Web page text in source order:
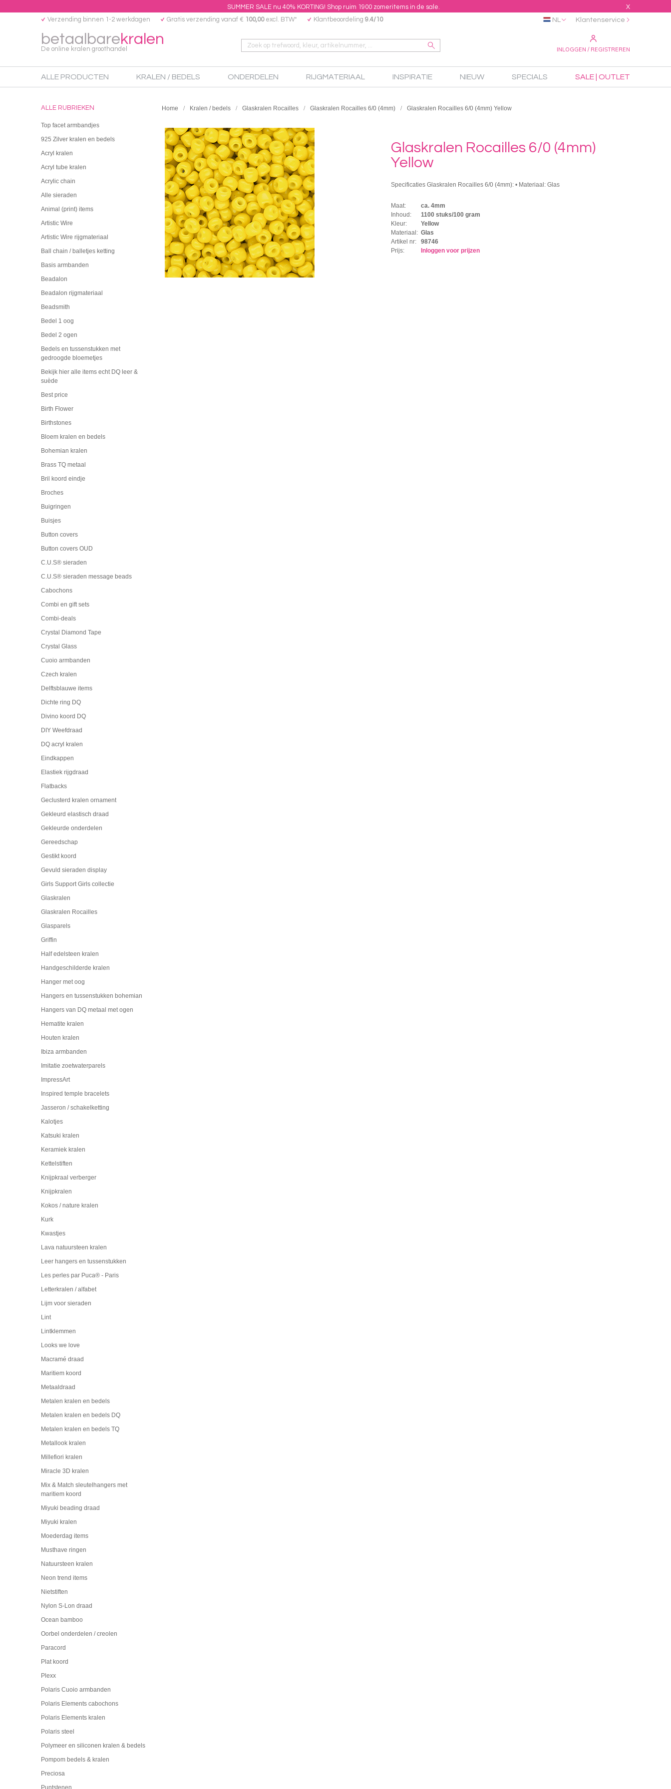
SUMMER SALE nu 40% KORTING! Shop ruim 1900 zomeritems in de sale. X
betaalbarekralen
De online kralen groothandel
Verzending binnen 1-2 werkdagen Gratis verzending vanaf € 100,00excl. BTW* Klantbeoordeling 9.4/10
INLOGGEN / REGISTREREN
NL Klantenservice
ALLE PRODUCTEN KRALEN / BEDELS ONDERDELEN RIJGMATERIAAL INSPIRATIE NIEUW SPECIALS SALE | OUTLET
ALLE RUBRIEKEN
Top facet armbandjes
925 Zilver kralen en bedels
Acryl kralen
Acryl tube kralen
Acrylic chain
Alle sieraden
Animal (print) items
Artistic Wire
Artistic Wire rijgmateriaal
Ball chain / balletjes ketting
Basis armbanden
Beadalon
Beadalon rijgmateriaal
Beadsmith
Bedel 1 oog
Bedel 2 ogen
Bedels en tussenstukken met
gedroogde bloemetjes
Bekijk hier alle items echt DQ leer &
suède
Best price
Birth Flower
Birthstones
Bloem kralen en bedels
Bohemian kralen
Brass TQ metaal
Bril koord eindje
Broches
Buigringen
Buisjes
Button covers
Button covers OUD
C.U.S® sieraden
C.U.S® sieraden message beads
Cabochons
Combi en gift sets
Combi-deals
Crystal Diamond Tape
Crystal Glass
Cuoio armbanden
Czech kralen
Delftsblauwe items
Dichte ring DQ
Divino koord DQ
DIY Weefdraad
DQ acryl kralen
Eindkappen
Elastiek rijgdraad
Flatbacks
Geclusterd kralen ornament
Gekleurd elastisch draad
Gekleurde onderdelen
Gereedschap
Gestikt koord
Gevuld sieraden display
Girls Support Girls collectie
Glaskralen
Glaskralen Rocailles
Glasparels
Griffin
Half edelsteen kralen
Handgeschilderde kralen
Hanger met oog
Hangers en tussenstukken bohemian
Hangers van DQ metaal met ogen
Hematite kralen
Houten kralen
Ibiza armbanden
Imitatie zoetwaterparels
ImpressArt
Inspired temple bracelets
Jasseron / schakelketting
Kalotjes
Katsuki kralen
Keramiek kralen
Kettelstiften
Knijpkraal verberger
Knijpkralen
Kokos / nature kralen
Kurk
Kwastjes
Lava natuursteen kralen
Leer hangers en tussenstukken
Les perles par Puca® - Paris
Letterkralen / alfabet
Lijm voor sieraden
Lint
Lintklemmen
Looks we love
Macramé draad
Maritiem koord
Metaaldraad
Metalen kralen en bedels
Metalen kralen en bedels DQ
Metalen kralen en bedels TQ
Metallook kralen
Millefiori kralen
Miracle 3D kralen
Mix & Match sleutelhangers met
maritiem koord
Miyuki beading draad
Miyuki kralen
Moederdag items
Musthave ringen
Natuursteen kralen
Neon trend items
Nietstiften
Nylon S-Lon draad
Ocean bamboo
Oorbel onderdelen / creolen
Paracord
Plat koord
Plexx
Polaris Cuoio armbanden
Polaris Elements cabochons
Polaris Elements kralen
Polaris steel
Polymeer en siliconen kralen & bedels
Pompom bedels & kralen
Preciosa
Puntstenen
Home Kralen / bedels Glaskralen Rocailles Glaskralen Rocailles 6/0 (4mm) Glaskralen Rocailles 6/0 (4mm) Yellow
Glaskralen Rocailles 6/0 (4mm)
Yellow
Specificaties Glaskralen Rocailles 6/0 (4mm): • Materiaal: Glas
Maat:
ca. 4mm
Inhoud:
1100 stuks/100 gram
Kleur:
Yellow
Materiaal: Glas
Artikel nr:
98746
Prijs:
Inloggen voor prijzen